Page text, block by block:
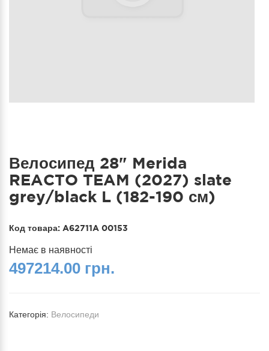
Велосипед 28" Merida
REACTO TEAM (2027) slate
grey/black L (182-190 см)
Код товара: A62711A 00153
Немає в наявності
497214.00 грн.
Категорія: Велосипеди